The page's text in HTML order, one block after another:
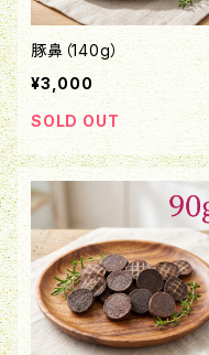
豚鼻（140g）
¥3,000
SOLD OUT